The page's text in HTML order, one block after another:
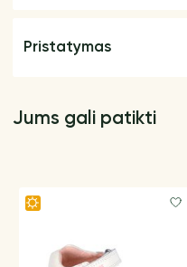
Pristatymas
Jums gali patikti